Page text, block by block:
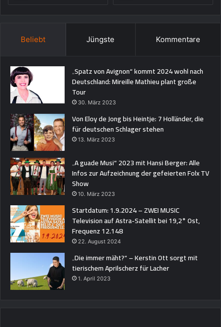
Beliebt Jüngste Kommentare
„Spatz von Avignon“ kommt 2024 wohl nach
Deutschland: Mireille Mathieu plant große
Tour
30. März 2023
Von Eloy de Jong bis Heintje: 7 Holländer, die
für deutschen Schlager stehen
13. März 2023
„A guade Musi“ 2023 mit Hansi Berger: Alle
Infos zur Aufzeichnung der gefeierten Folx TV
Show
10. März 2023
Startdatum: 1.9.2024 – ZWEI MUSIC
Television auf Astra-Satellit bei 19,2° Ost,
Frequenz 12.148
22. August 2024
„Die immer mäht?“ – Kerstin Ott sorgt mit
tierischem Aprilscherz für Lacher
1. April 2023